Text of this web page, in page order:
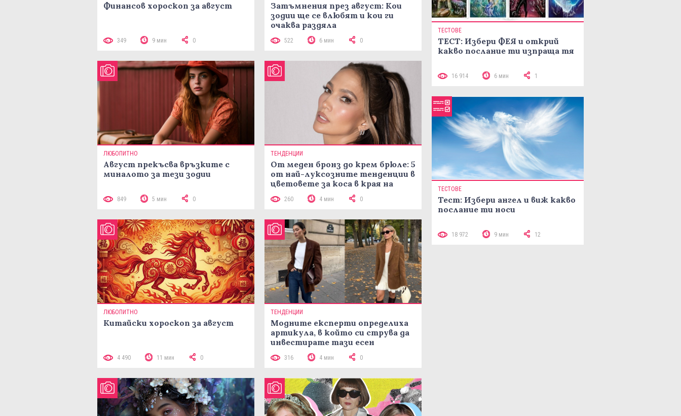
Финансов хороскоп за август
349 9 мин 0
Затъмнения през август: Кои
зодии ще се влюбят и кои ги
очаква раздяла
522 6 мин 0
ЛЮБОПИТНО
Август прекъсва връзките с
миналото за тези зодии
849 5 мин 0
ТЕНДЕНЦИИ
От меден бронз до крем брюле: 5
от най-луксозните тенденции в
цветовете за коса в края на
260 4 мин 0
ЛЮБОПИТНО
Китайски хороскоп за август
4 490 11 мин 0
ТЕНДЕНЦИИ
Модните експерти определиха
артикула, в който си струва да
инвестирате тази есен
316 4 мин 0
ТЕСТОВЕ
ТЕСТ: Избери ФЕЯ и открий
какво послание ти изпраща тя
16 914 6 мин 1
ТЕСТОВЕ
Тест: Избери ангел и виж какво
послание ти носи
18 972 9 мин 12